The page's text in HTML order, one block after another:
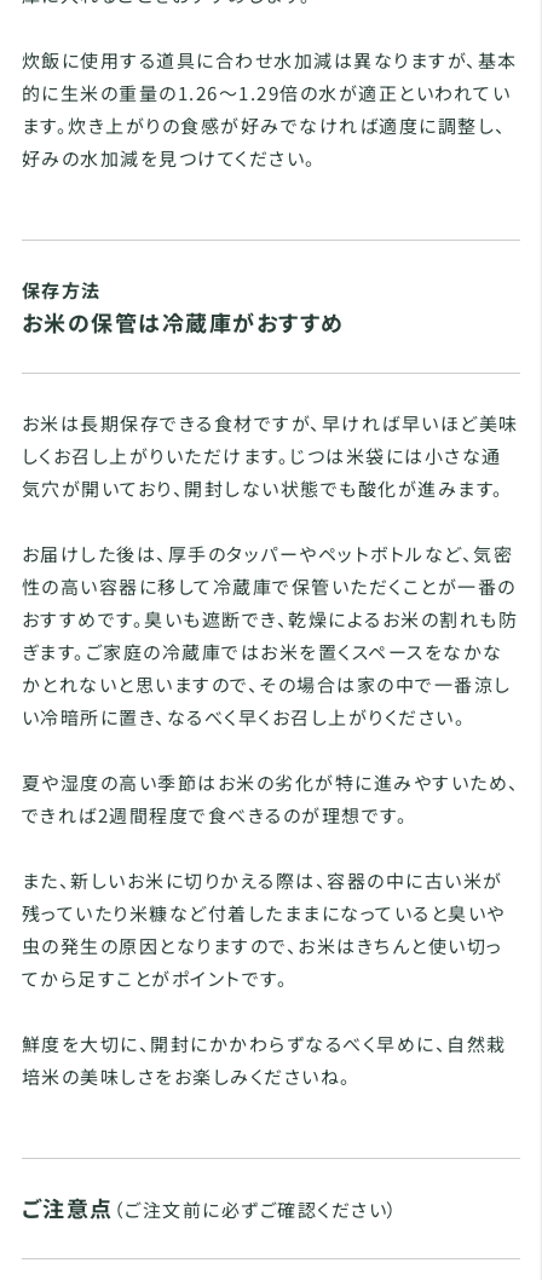
炊飯に使用する道具に合わせ水加減は異なりますが、基本
的に生米の重量の1.26～1.29倍の水が適正といわれてい
ます。炊き上がりの食感が好みでなければ適度に調整し、
好みの水加減を見つけてください。
保存方法
お米の保管は冷蔵庫がおすすめ
お米は長期保存できる食材ですが、早ければ早いほど美味
しくお召し上がりいただけます。じつは米袋には小さな通
気穴が開いており、開封しない状態でも酸化が進みます。
お届けした後は、厚手のタッパーやペットボトルなど、気密
性の高い容器に移して冷蔵庫で保管いただくことが一番の
おすすめです。臭いも遮断でき、乾燥によるお米の割れも防
ぎます。ご家庭の冷蔵庫ではお米を置くスペースをなかな
かとれないと思いますので、その場合は家の中で一番涼し
い冷暗所に置き、なるべく早くお召し上がりください。
夏や湿度の高い季節はお米の劣化が特に進みやすいため、
できれば2週間程度で食べきるのが理想です。
また、新しいお米に切りかえる際は、容器の中に古い米が
残っていたり米糠など付着したままになっていると臭いや
虫の発生の原因となりますので、お米はきちんと使い切っ
てから足すことがポイントです。
鮮度を大切に、開封にかかわらずなるべく早めに、自然栽
培米の美味しさをお楽しみくださいね。
ご注意点 （ご注文前に必ずご確認ください）